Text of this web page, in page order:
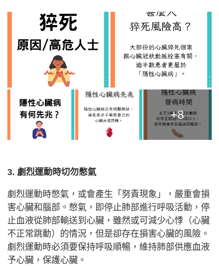
+8
3. 劇烈運動時切勿憋氣
劇烈運動時憋氣，或會產生「努責現象」，嚴重會損
害心臟和腦部。憋氣，即停止肺部進行呼吸活動，停
止血液從肺部輸送到心臟，雖然或可減少心悸（心臟
不正常跳動）的情況，但是卻存在損害心臟的風險。
劇烈運動時必須要保持呼吸順暢，維持肺部供應血液
予心臟，保護心臟。